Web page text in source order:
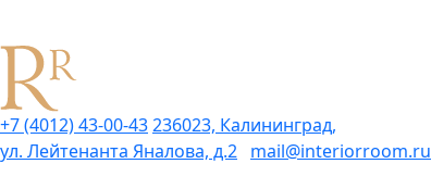
+7 (4012) 43-00-43236023, Калининград,
ул. Лейтенанта Яналова, д.2 mail@interiorroom.ru